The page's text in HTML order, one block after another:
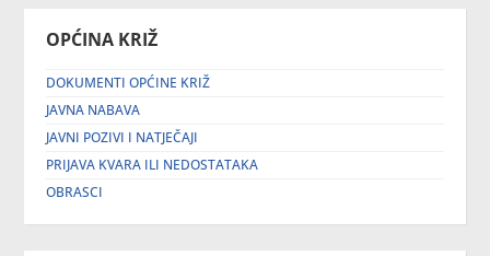
OPĆINA KRIŽ
DOKUMENTI OPĆINE KRIŽ
JAVNA NABAVA
JAVNI POZIVI I NATJEČAJI
PRIJAVA KVARA ILI NEDOSTATAKA
OBRASCI